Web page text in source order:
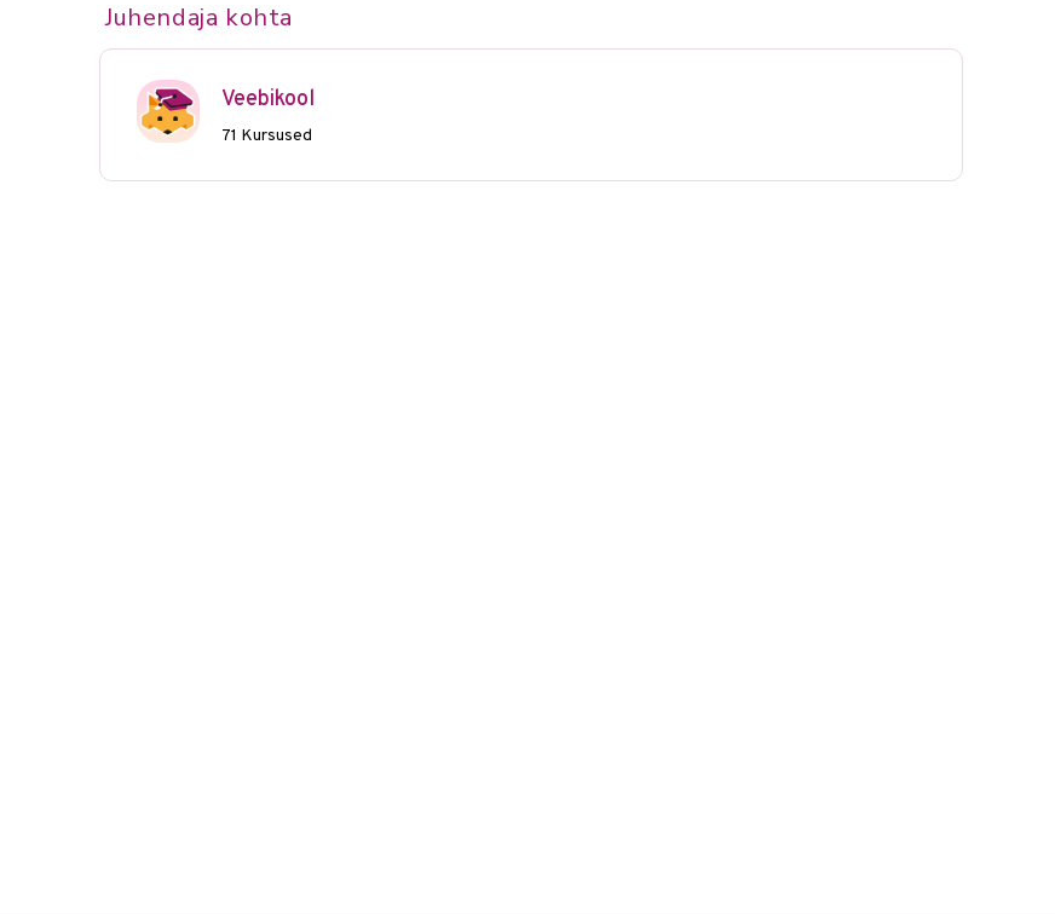
Juhendaja kohta
Veebikool
71 Kursused